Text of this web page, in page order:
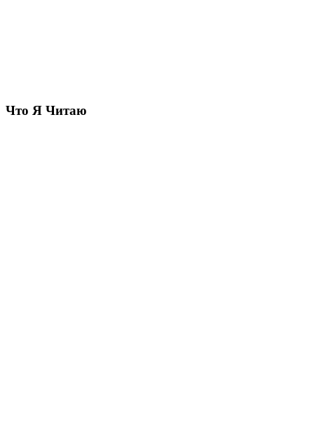
Что Я Читаю